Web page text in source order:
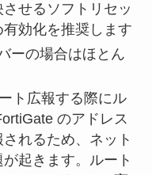
せるソフトリセッ
有効化を推奨します
ーの場合はほとん
ト広報する際にル
のアドレス
れるため、ネット
起きます。ルート